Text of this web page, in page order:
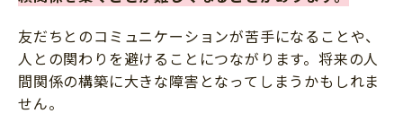
友だちとのコミュニケーションが苦手になることや、
人との関わりを避けることにつながります。将来の人
間関係の構築に大きな障害となってしまうかもしれま
せん。